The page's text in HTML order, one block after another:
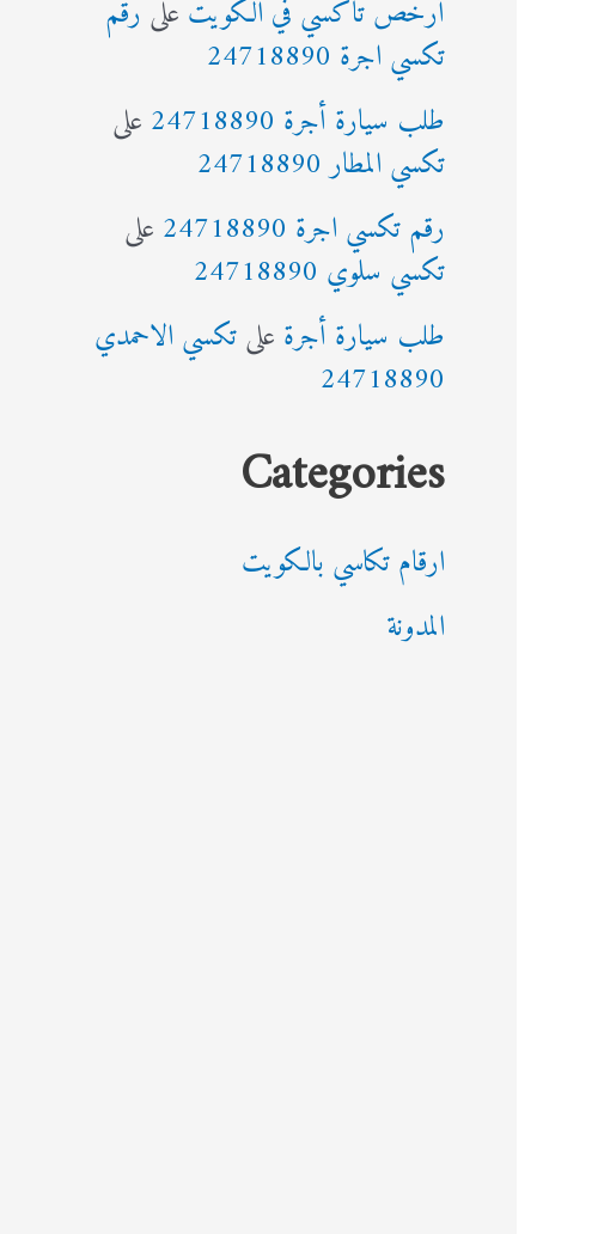
أرخص تاكسي في الكويت على رقم
تكسي اجرة 24718890
طلب سيارة أجرة 24718890
على
تكسي المطار 24718890
رقم تكسي اجرة 24718890
على
تكسي سلوي 24718890
طلب سيارة أجرة علىتكسي الاحمدي
24718890
Categories
ارقام تكاسي بالكويت
المدونة